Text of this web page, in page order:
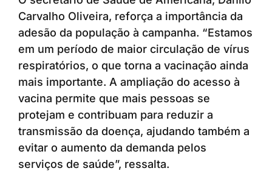
Carvalho Oliveira, reforça a importância da
adesão da população à campanha. “Estamos
em um período de maior circulação de vírus
respiratórios, o que torna a vacinação ainda
mais importante. A ampliação do acesso à
vacina permite que mais pessoas se
protejam e contribuam para reduzir a
transmissão da doença, ajudando também a
evitar o aumento da demanda pelos
serviços de saúde”, ressalta.